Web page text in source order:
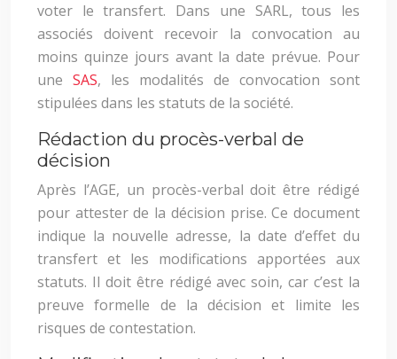
voter le transfert. Dans une SARL, tous les
associés doivent recevoir la convocation au
moins quinze jours avant la date prévue. Pour
une SAS, les modalités de convocation sont
stipulées dans les statuts de la société.
Rédaction du procès-verbal de
décision
Après l’AGE, un procès-verbal doit être rédigé
pour attester de la décision prise. Ce document
indique la nouvelle adresse, la date d’effet du
transfert et les modifications apportées aux
statuts. Il doit être rédigé avec soin, car c’est la
preuve formelle de la décision et limite les
risques de contestation.